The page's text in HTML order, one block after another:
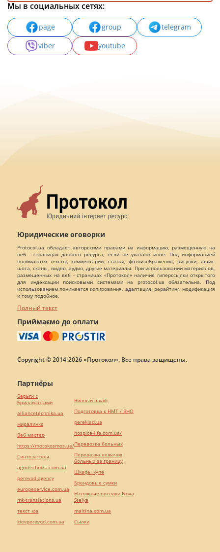
Мы в социальных сетях:
page group
telegram
viber
youtube
Юридические оговорки
Protocol.ua обладает авторскими правами на информацию, размещенную на
веб - страницах данного ресурса, если не указано иное. Под информацией
понимаются тексты, комментарии, статьи, фотоизображения, рисунки, ящик-
шота, сканы, видео, аудио, другие материалы. При использовании материалов,
размещенных на веб - страницах «Протокол» наличие гиперссылки открытого
для индексации поисковыми системами на protocol.ua обязательна. Под
использованием понимается копирования, адаптация, рерайтинг, модификация
и тому подобное.
Полный текст
Приймаємо до оплати
Copyright © 2014-2026 «Протокол». Все права защищены.
Партнёры
Серьги с
бриллиантами
alliancetechnika.ua
миралинкс
Веб мастер
https://motokosmos.ua/
Синтезаторы
agrotechnika.com.ua
perevod.agency
europeservice.com.ua
mk-translations.ua
текст юа
kievperevod.com.ua
Винный шкаф
Подготовка к НМТ / ВНО
pereklad.ua
hospice-life.com.ua/
Перевозка больных
Перевозка лежачих
больных за границу
Шкафы купе
Брендовые сумки
Натяжные потолки Nova
Stelya
maltina.com.ua
Cылки